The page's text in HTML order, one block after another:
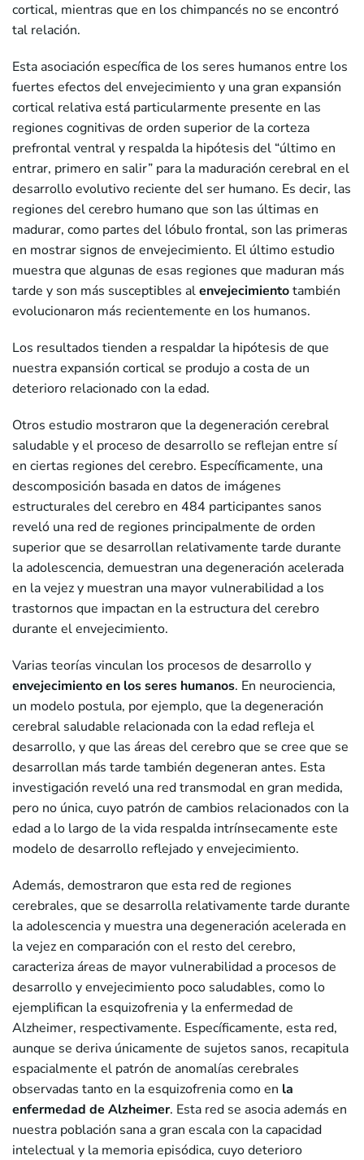
cortical, mientras que en los chimpancés no se encontró
tal relación.
Esta asociación específica de los seres humanos entre los
fuertes efectos del envejecimiento y una gran expansión
cortical relativa está particularmente presente en las
regiones cognitivas de orden superior de la corteza
prefrontal ventral y respalda la hipótesis del “último en
entrar, primero en salir” para la maduración cerebral en el
desarrollo evolutivo reciente del ser humano. Es decir, las
regiones del cerebro humano que son las últimas en
madurar, como partes del lóbulo frontal, son las primeras
en mostrar signos de envejecimiento. El último estudio
muestra que algunas de esas regiones que maduran más
tarde y son más susceptibles alenvejecimientotambién
evolucionaron más recientemente en los humanos.
Los resultados tienden a respaldar la hipótesis de que
nuestra expansión cortical se produjo a costa de un
deterioro relacionado con la edad.
Otros estudio mostraron que la degeneración cerebral
saludable y el proceso de desarrollo se reflejan entre sí
en ciertas regiones del cerebro. Específicamente, una
descomposición basada en datos de imágenes
estructurales del cerebro en 484 participantes sanos
reveló una red de regiones principalmente de orden
superior que se desarrollan relativamente tarde durante
la adolescencia, demuestran una degeneración acelerada
en la vejez y muestran una mayor vulnerabilidad a los
trastornos que impactan en la estructura del cerebro
durante el envejecimiento.
Varias teorías vinculan los procesos de desarrollo y
envejecimiento en los seres humanos. En neurociencia,
un modelo postula, por ejemplo, que la degeneración
cerebral saludable relacionada con la edad refleja el
desarrollo, y que las áreas del cerebro que se cree que se
desarrollan más tarde también degeneran antes. Esta
investigación reveló una red transmodal en gran medida,
pero no única, cuyo patrón de cambios relacionados con la
edad a lo largo de la vida respalda intrínsecamente este
modelo de desarrollo reflejado y envejecimiento.
Además, demostraron que esta red de regiones
cerebrales, que se desarrolla relativamente tarde durante
la adolescencia y muestra una degeneración acelerada en
la vejez en comparación con el resto del cerebro,
caracteriza áreas de mayor vulnerabilidad a procesos de
desarrollo y envejecimiento poco saludables, como lo
ejemplifican la esquizofrenia y la enfermedad de
Alzheimer, respectivamente. Específicamente, esta red,
aunque se deriva únicamente de sujetos sanos, recapitula
espacialmente el patrón de anomalías cerebrales
observadas tanto en la esquizofrenia como en la
enfermedad de Alzheimer. Esta red se asocia además en
nuestra población sana a gran escala con la capacidad
intelectual y la memoria episódica, cuyo deterioro